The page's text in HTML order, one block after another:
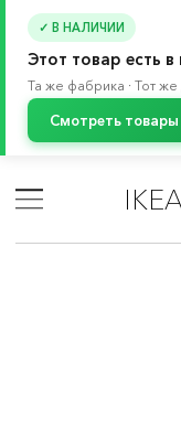
✓ В НАЛИЧИИ
Этот товар есть в
Та же фабрика · Тот
Смотреть
Стулья для кухни
/